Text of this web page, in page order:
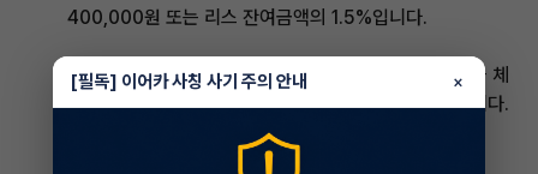
400,000원 또는 리스 잔여금액의 1.5%입니다.
승계수수료는 리스사마다 다를 수 있으므로, 리스 계약을 체
결할 때 승계수수료에 대해 꼼꼼히 확인하는 것이 좋습니다.
다음은 승계수수료가 면제되는 경우입니다.
[필독] 이어카 사칭 사기 주의 안내 ×